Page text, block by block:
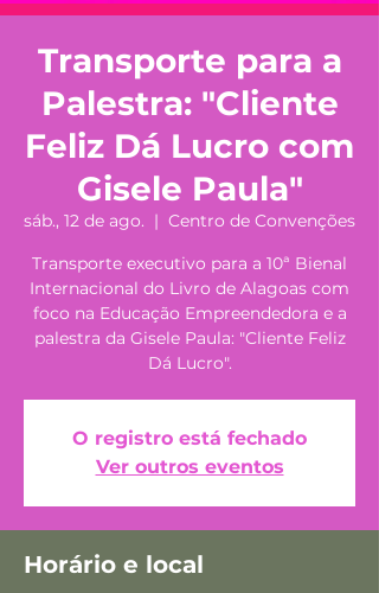
Transporte para a
Palestra: "Cliente
Feliz Dá Lucro com
Gisele Paula"
sáb., 12 de ago.
  |
Centro de Convenções
Transporte executivo para a 10ª Bienal
Internacional do Livro de Alagoas com
foco na Educação Empreendedora e a
palestra da Gisele Paula: "Cliente Feliz
Dá Lucro".
O registro está fechado
Ver outros eventos
Horário e local